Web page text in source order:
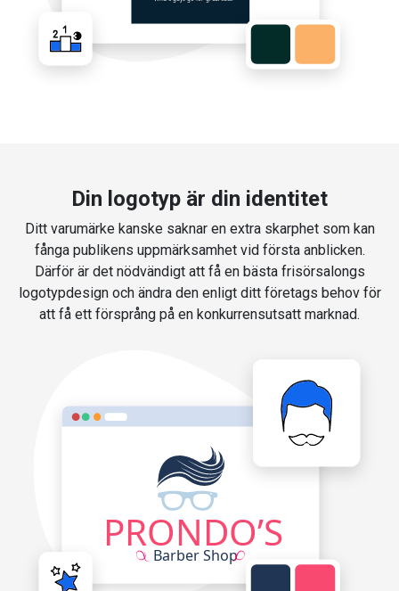
Din logotyp är din identitet
Ditt varumärke kanske saknar en extra skarphet som kan
fånga publikens uppmärksamhet vid första anblicken.
Därför är det nödvändigt att få en bästa frisörsalongs
logotypdesign och ändra den enligt ditt företags behov för
att få ett försprång på en konkurrensutsatt marknad.